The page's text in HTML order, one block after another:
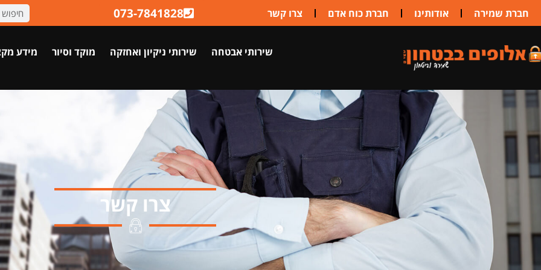
לתוכןחברת שמירה אודותינו חברת כוח אדם צרו קשר 073-7841828
שירותי אבטחה שירותי ניקיון ואחזקה מוקד וסיור מידע
צרו קשר